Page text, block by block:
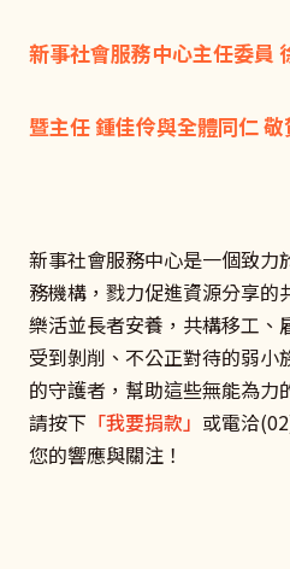
新事社會服務中心主任委員
暨主任 鍾佳伶與全體同仁 敬
新事社會服務中心是一個致力
務機構，戮力促進資源分享的
樂活並長者安養，共構移工、
受到剝削、不公正對待的弱小
的守護者，幫助這些無能為力
請按下 「我要捐款」 或電洽
您的響應與關注！